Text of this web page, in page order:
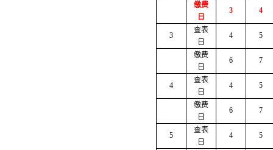
缴费
日
3 4
3
查表
日
4 5
缴费
日
6 7
4
查表
日
4 5
缴费
日
6 7
5
查表
日
4 5